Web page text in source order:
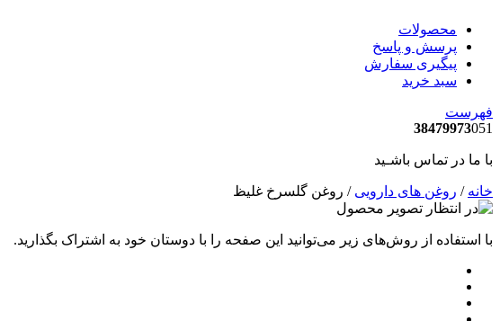
محصولات
پرسش و پاسخ
پیگیری سفارش
سبد خرید
فهرست
38479973051
با ما در تماس باشـید
خانه / روغن های دارویی / روغن گلسرخ غلیظ
با استفاده از روش‌های زیر می‌توانید این صفحه را با دوستان خود به اشتراک بگذارید.